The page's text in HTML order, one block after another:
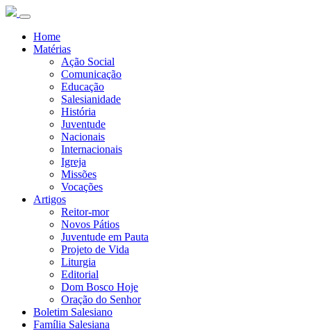
Home
Matérias
Ação Social
Comunicação
Educação
Salesianidade
História
Juventude
Nacionais
Internacionais
Igreja
Missões
Vocações
Artigos
Reitor-mor
Novos Pátios
Juventude em Pauta
Projeto de Vida
Liturgia
Editorial
Dom Bosco Hoje
Oração do Senhor
Boletim Salesiano
Família Salesiana